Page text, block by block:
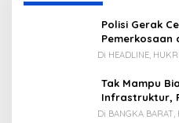
Polisi Gerak
Pemerkosaan
Di HEADLINE,
Tak Mampu
Infrastruktur,
Utang Rp65 M
Di BANGKA BARAT,